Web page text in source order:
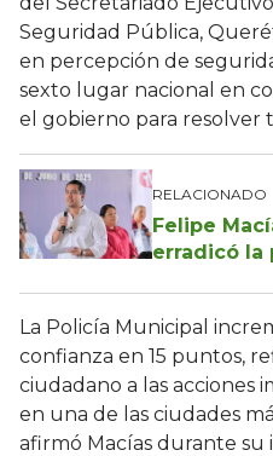
Seguridad Pública,
en percepción de
sexto lugar nacional en
el gobierno para resolver
RELACIONADO
Felipe
erradicó la
La Policía Municipal
confianza en 15 puntos,
ciudadano a las acciones
en una de las ciudades
afirmó Macías durante su